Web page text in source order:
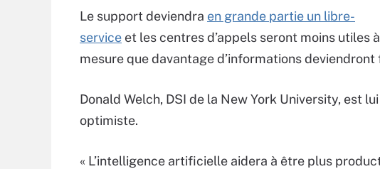
Le support deviendra en grande partie un libre-
service et les centres d’appels seront moins utiles à
mesure que davantage d’informations
Donald Welch, DSI de la New York University, est
optimiste.
« L’intelligence artificielle aidera à être plus